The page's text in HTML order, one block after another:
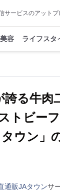
サービスのアットプ
容 ライフスタ
誇る牛肉
トビー
タウン
通販JAタウンサ